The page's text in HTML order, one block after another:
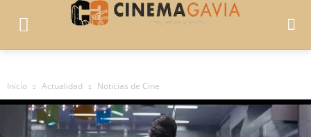
Inicio Actualidad Noticias de Cine